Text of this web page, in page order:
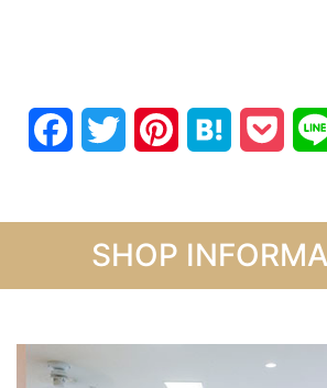
FacebookTwitter PinterestHatena
SHOP